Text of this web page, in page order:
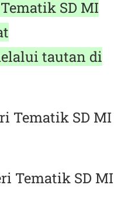
SD MI
tautan di
Tematik SD MI
Tematik SD MI